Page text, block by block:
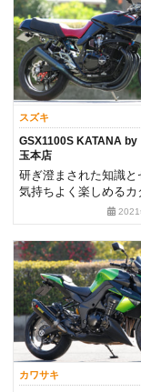
スズキ
GSX1100S KATANA by
玉本店
研ぎ澄まされた知識と
気持ちよく楽しめるカ
2021
カワサキ